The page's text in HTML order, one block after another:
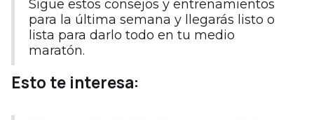
Sigue estos consejos y entrenamientos
para la última semana y llegarás listo o
lista para darlo todo en tu medio
maratón.
Esto te interesa: